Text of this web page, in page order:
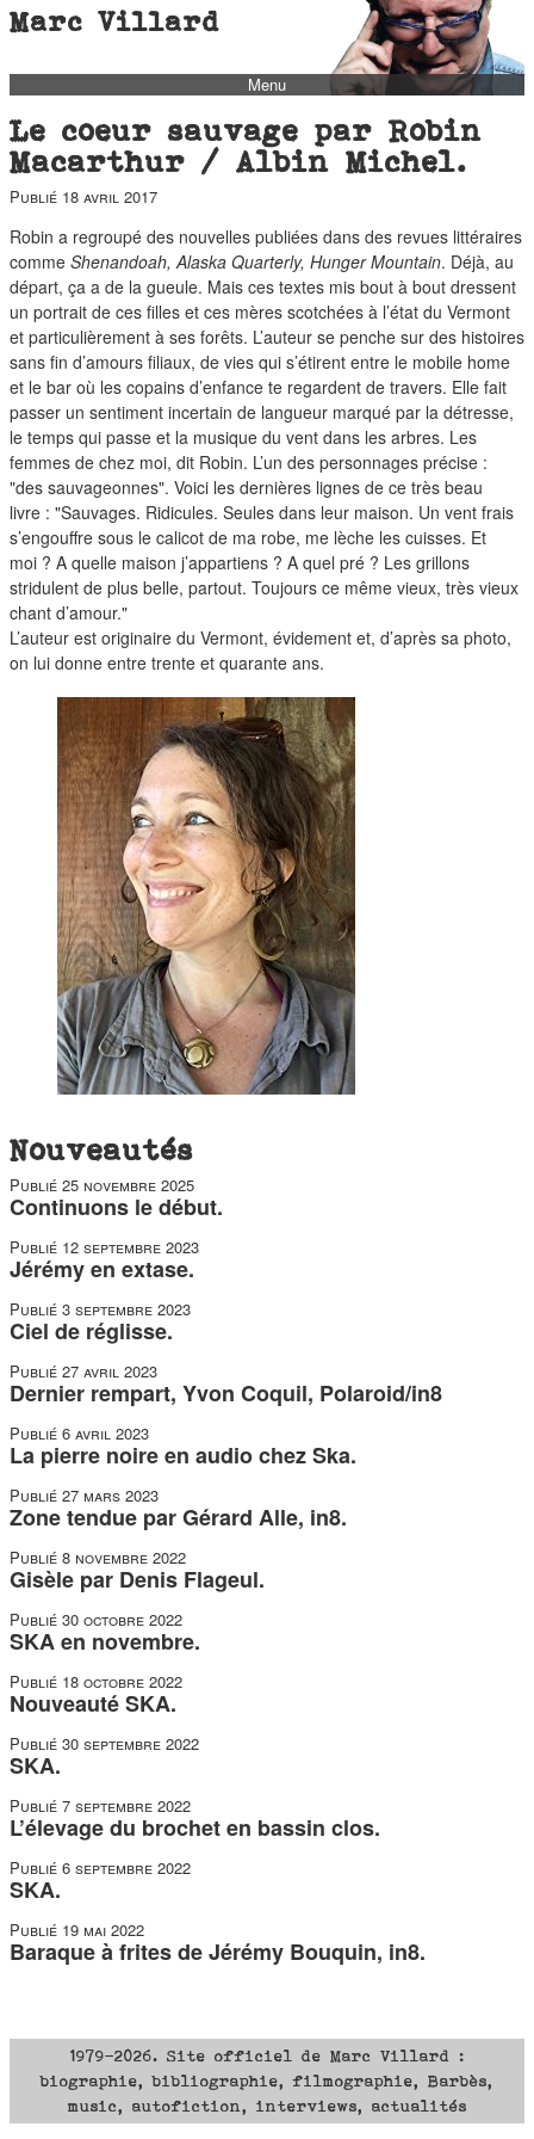
Marc Villard
Menu
biblio
barbès
music
autofiction
interviews
polaroid
famille
blog
short stories
duos
Le coeur sauvage par Robin
Macarthur / Albin Michel.
Publié 18 avril 2017
Robin a regroupé des nouvelles publiées dans des revues littéraires
comme Shenandoah, Alaska Quarterly, Hunger Mountain. Déjà, au
départ, ça a de la gueule. Mais ces textes mis bout à bout dressent
un portrait de ces filles et ces mères scotchées à l’état du Vermont
et particulièrement à ses forêts. L’auteur se penche sur des histoires
sans fin d’amours filiaux, de vies qui s’étirent entre le mobile home
et le bar où les copains d’enfance te regardent de travers. Elle fait
passer un sentiment incertain de langueur marqué par la détresse,
le temps qui passe et la musique du vent dans les arbres. Les
femmes de chez moi, dit Robin. L’un des personnages précise :
"des sauvageonnes". Voici les dernières lignes de ce très beau
livre : "Sauvages. Ridicules. Seules dans leur maison. Un vent frais
s’engouffre sous le calicot de ma robe, me lèche les cuisses. Et
moi ? A quelle maison j’appartiens ? A quel pré ? Les grillons
stridulent de plus belle, partout. Toujours ce même vieux, très vieux
chant d’amour."
L’auteur est originaire du Vermont, évidement et, d’après sa photo,
on lui donne entre trente et quarante ans.
Nouveautés
Publié 25 novembre 2025
Continuons le début.
Publié 12 septembre 2023
Jérémy en extase.
Publié 3 septembre 2023
Ciel de réglisse.
Publié 27 avril 2023
Dernier rempart, Yvon Coquil, Polaroid/in8
Publié 6 avril 2023
La pierre noire en audio chez Ska.
Publié 27 mars 2023
Zone tendue par Gérard Alle, in8.
Publié 8 novembre 2022
Gisèle par Denis Flageul.
Publié 30 octobre 2022
SKA en novembre.
Publié 18 octobre 2022
Nouveauté SKA.
Publié 30 septembre 2022
SKA.
Publié 7 septembre 2022
L’élevage du brochet en bassin clos.
Publié 6 septembre 2022
SKA.
Publié 19 mai 2022
Baraque à frites de Jérémy Bouquin, in8.
1979-2026. Site officiel de Marc Villard :
biographie, bibliographie, filmographie, Barbès,
music, autofiction, interviews, actualités